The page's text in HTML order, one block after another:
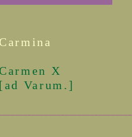
Carmina
X
[ad Varum.]